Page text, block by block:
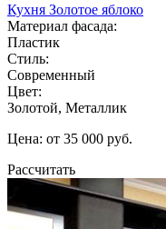
Кухня Золотое яблоко
Материал фасада:
Пластик
Стиль:
Современный
Цвет:
Золотой, Металлик
Цена: от 35 000 руб.
Рассчитать